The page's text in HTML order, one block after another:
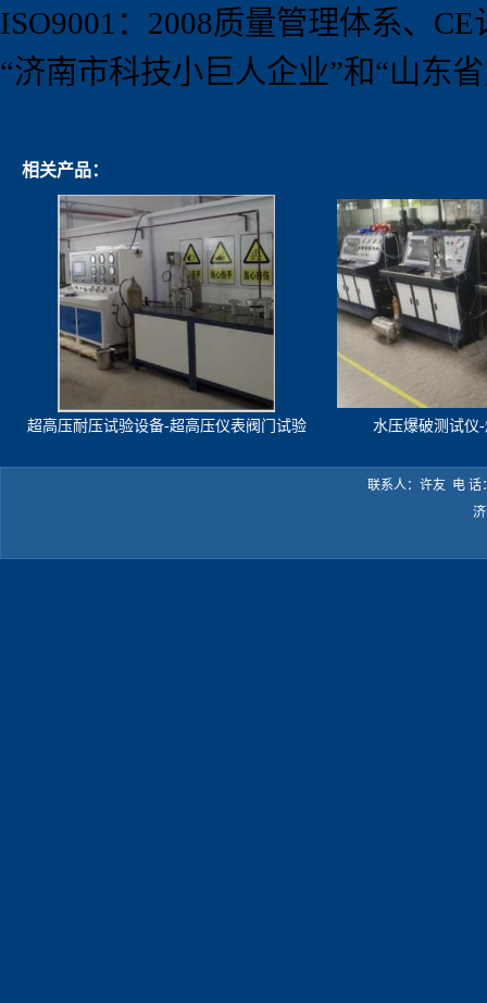
ISO9001 ： 2008质量管理体系、 CE
“济南市科技小巨人企业”和“山东
相关产品：
超高压耐压试验设备-超高压仪表阀门试验
水压爆破测试仪
联系人：许友 电 话